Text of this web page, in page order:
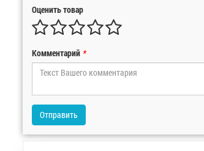
Оценить товар
Комментарий *
Отправить